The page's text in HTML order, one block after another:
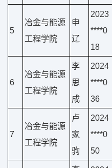
5
冶金与能源
工程学院
申
辽
2023
****0
18
6
冶金与能源
工程学院
李
思
成
2024
****0
36
7
冶金与能源
工程学院
卢
家
驹
2024
****0
50